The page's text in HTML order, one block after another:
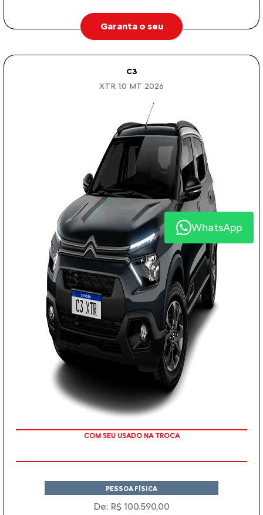
Garanta o seu
C3
XTR 1.0 MT 2026
COM SEU USADO NA TROCA
PESSOA FÍSICA
De: R$ 100.590,00
WhatsApp